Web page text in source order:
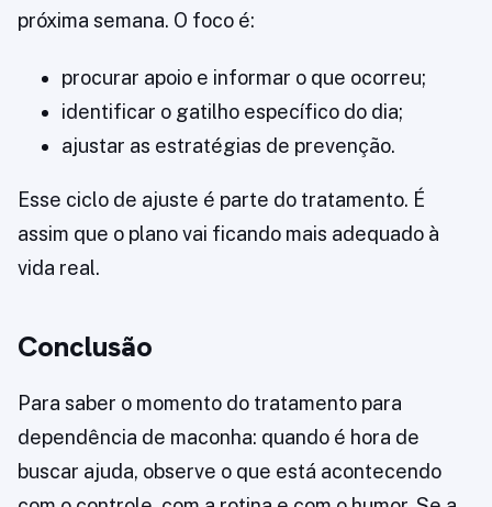
próxima semana. O foco é:
procurar apoio e informar o que ocorreu;
identificar o gatilho específico do dia;
ajustar as estratégias de prevenção.
Esse ciclo de ajuste é parte do tratamento. É
assim que o plano vai ficando mais adequado à
vida real.
Conclusão
Para saber o momento do tratamento para
dependência de maconha: quando é hora de
buscar ajuda, observe o que está acontecendo